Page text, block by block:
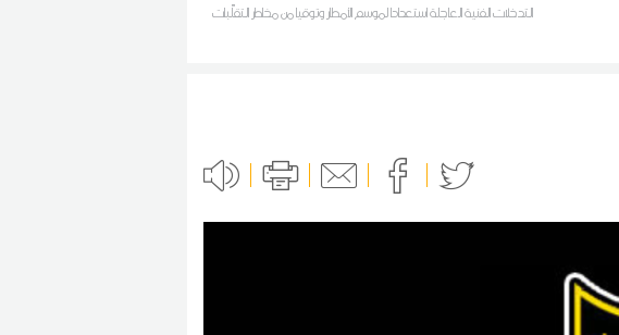
التدخلات الفنية العاجلة استعدادا لموسم الأمطار وتوقيا من مخاطر التقلّبات